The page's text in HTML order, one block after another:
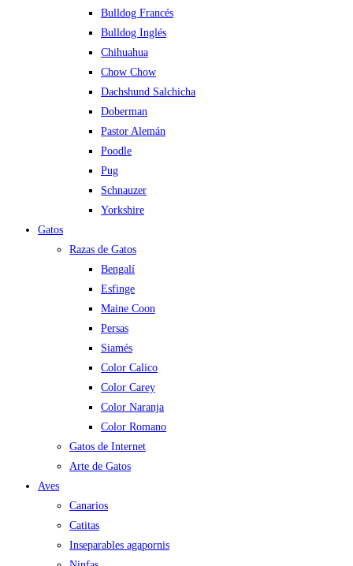
Bulldog Francés
Bulldog Inglés
Chihuahua
Chow Chow
Dachshund Salchicha
Doberman
Pastor Alemán
Poodle
Pug
Schnauzer
Yorkshire
Gatos
Razas de Gatos
Bengalí
Esfinge
Maine Coon
Persas
Siamés
Color Calico
Color Carey
Color Naranja
Color Romano
Gatos de Internet
Arte de Gatos
Aves
Canarios
Catitas
Inseparables agapornis